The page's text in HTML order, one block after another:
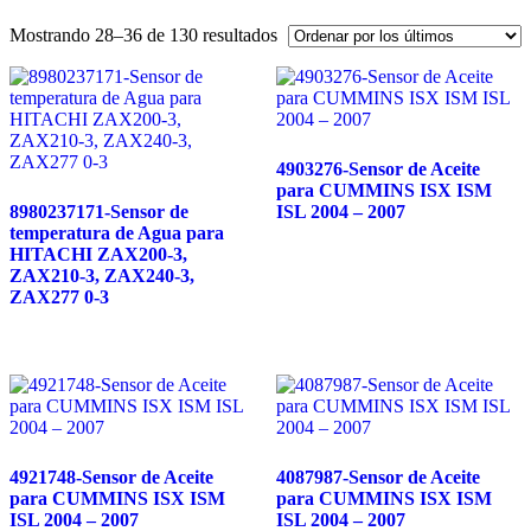
Mostrando 28–36 de 130 resultadosOrdenado
los
últimos
8980237171-Sensor de
temperatura de Agua para
HITACHI ZAX200-3,
ZAX210-3, ZAX240-3,
ZAX277 0-3
4903276-Sensor de Aceite
para CUMMINS ISX ISM
ISL 2004 – 2007
4921748-Sensor de Aceite
para CUMMINS ISX ISM
ISL 2004 – 2007
4087987-Sensor de Aceite
para CUMMINS ISX ISM
ISL 2004 – 2007